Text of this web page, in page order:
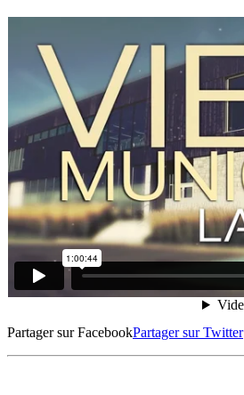
Partager sur FacebookPartager sur Twitter